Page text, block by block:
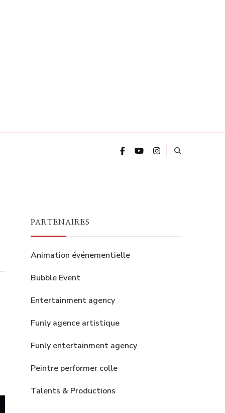
PARTENAIRES
Animation événementielle
Bubble Event
Entertainment agency
Funly agence artistique
Funly entertainment agency
Peintre performer colle
Talents & Productions